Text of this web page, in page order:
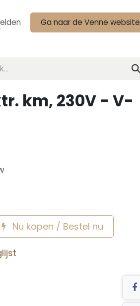
Ga naar de Venne website
km, 230V - V-
Nu kopen / Bestel nu